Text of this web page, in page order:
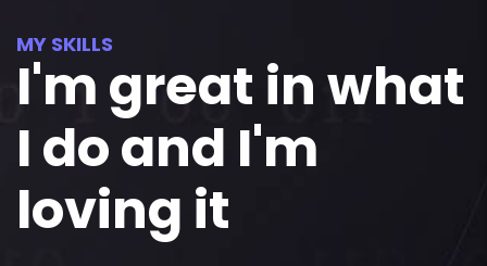
MY SKILLS
I'm great in what
I do and I'm
loving it